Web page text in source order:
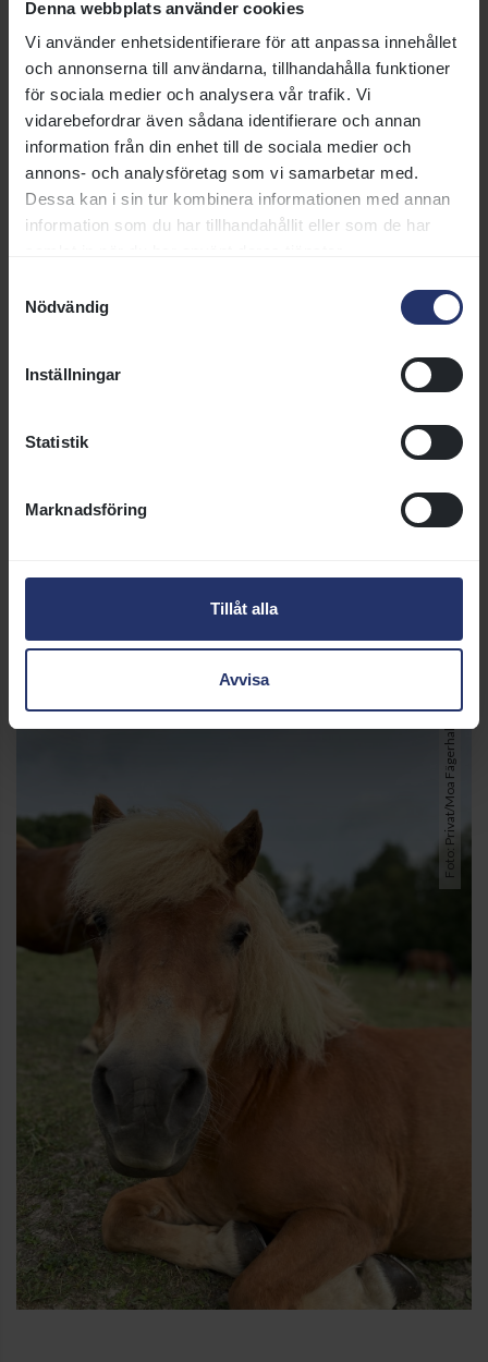
Denna webbplats använder cookies
Vi använder enhetsidentifierare för att anpassa innehållet
och annonserna till användarna, tillhandahålla funktioner
för sociala medier och analysera vår trafik. Vi
vidarebefordrar även sådana identifierare och annan
information från din enhet till de sociala medier och
annons- och analysföretag som vi samarbetar med.
Dessa kan i sin tur kombinera informationen med annan
information som du har tillhandahållit eller som de har
Nödvändig
Inställningar
Statistik
Marknadsföring
Tillåt alla
Avvisa
Nationaldagsgaloppen på Gärdet och därmed fick Alva åka och
rida ponnygalopplopp i Abu Dhabi.
Norrskenets Grim är inte bara snabb, han är också klok –
eller ska vi skriva ”streetsmart”.
– Om det sitter en ny liten ryttare på fem–sex år på
ryggen så är han en snäll och stillsam gentleman, men
I stallet är han en dröm, älskar att bli borsta och
någon gång skulle ha ”busat till det” så behövde bara
tävlingskarriär. Han flyttade till en en familj som Maud
känner väl. Där pysslas han om av familjens sjuåring som
Foto: Privat/Moa Fägerhall